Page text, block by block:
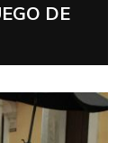
DE